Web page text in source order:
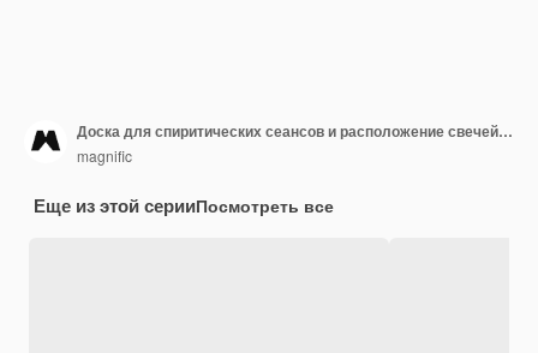
Доска для спиритических сеансов и расположение свечей над видом
magnific
Еще из этой серииПосмотреть все